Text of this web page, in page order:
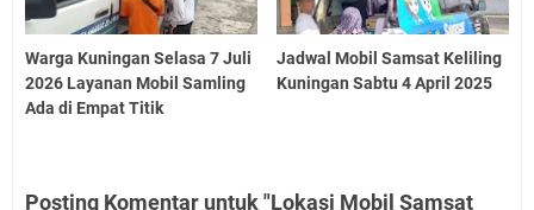
Warga Kuningan Selasa 7 Juli
2026 Layanan Mobil Samling
Ada di Empat Titik
Jadwal Mobil Samsat Keliling
Kuningan Sabtu 4 April 2025
Posting Komentar untuk "Lokasi Mobil Samsat